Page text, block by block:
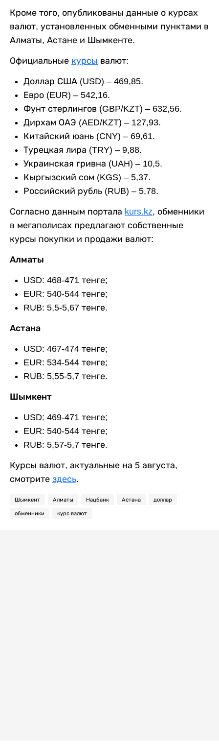
Кроме того, опубликованы данные о курсах
валют, установленных обменными пунктами в
Алматы, Астане и Шымкенте.
Официальные курсы валют:
Доллар США (USD) – 469,85.
Евро (EUR) – 542,16.
Фунт стерлингов (GBP/KZT) – 632,56.
Дирхам ОАЭ (AED/KZT) – 127,93.
Китайский юань (CNY) – 69,61.
Турецкая лира (TRY) – 9,88.
Украинская гривна (UAH) – 10,5.
Кыргызский сом (KGS) – 5,37.
Российский рубль (RUB) – 5,78.
Согласно данным портала kurs.kz, обменники
в мегаполисах предлагают собственные
курсы покупки и продажи валют:
Алматы
USD: 468-471 тенге;
EUR: 540-544 тенге;
RUB: 5,5-5,67 тенге.
Астана
USD: 467-474 тенге;
EUR: 534-544 тенге;
RUB: 5,55-5,7 тенге.
Шымкент
USD: 469-471 тенге;
EUR: 540-544 тенге;
RUB: 5,57-5,7 тенге.
Курсы валют, актуальные на 5 августа,
смотрите здесь.
Шымкент Алматы Нацбанк Астана доллар
обменники курс валют